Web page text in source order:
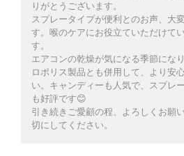
りがとうございます。
スプレータイプが便利とのお声、大
す。喉のケアにお役立ていただけて
す。
エアコンの乾燥が気になる季節にな
ロポリス製品とも併用して、より安
い。キャンディーも人気で、スプレ
も好評です😊
引き続きご愛顧の程、よろしくお願
切にしてください。